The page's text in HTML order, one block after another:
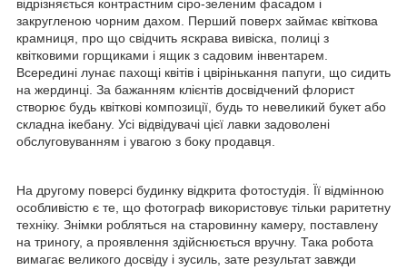
відрізняється контрастним сіро-зеленим фасадом і
закругленою чорним дахом. Перший поверх займає квіткова
крамниця, про що свідчить яскрава вивіска, полиці з
квітковими горщиками і ящик з садовим інвентарем.
Всередині лунає пахощі квітів і цвірінькання папуги, що сидить
на жердинці. За бажанням клієнтів досвідчений флорист
створює будь квіткові композиції, будь то невеликий букет або
складна ікебану. Усі відвідувачі цієї лавки задоволені
обслуговуванням і увагою з боку продавця.
На другому поверсі будинку відкрита фотостудія. Її відмінною
особливістю є те, що фотограф використовує тільки раритетну
техніку. Знімки робляться на старовинну камеру, поставлену
на триногу, а проявлення здійснюється вручну. Така робота
вимагає великого досвіду і зусиль, зате результат завжди